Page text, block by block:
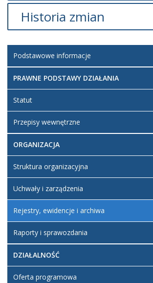
Brak załączników.
Historia zmian
Artykuł
został
utworzony.
środa, 17
wrzesień
2025 09:09
Smiatek
Podstawowe informacje
PRAWNE PODSTAWY DZIAŁANIA
Statut
Przepisy wewnętrzne
ORGANIZACJA
Struktura organizacyjna
Uchwały i zarządzenia
Rejestry, ewidencje i archiwa
Raporty i sprawozdania
DZIAŁALNOŚĆ
Oferta programowa